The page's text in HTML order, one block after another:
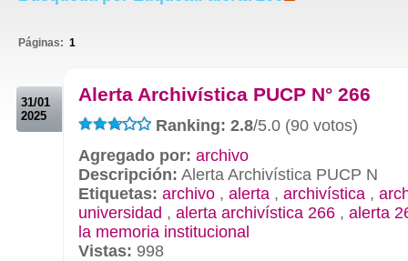
Páginas: 1
31/01
2025
Alerta Archivística PUCP N° 266
Ranking: 2.8/5.0 (90 votos)
Agregado por: archivo
Descripción: Alerta Archivística PUCP N
Etiquetas: archivo , alerta , archivística ,
universidad , alerta archivística 266 , alerta
la memoria institucional
Vistas: 998